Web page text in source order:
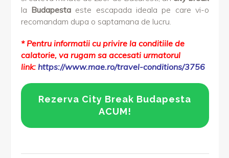
la Budapesta este escapada ideala pe care vi-o
recomandam dupa o saptamana de lucru.
* Pentru informatii cu privire la conditiile de
calatorie, va rugam sa accesati urmatorul
link:https://www.mae.ro/travel-conditions/3756
Rezerva City Break Budapesta
ACUM!